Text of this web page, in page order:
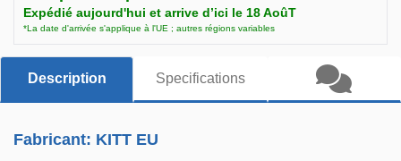
Expédié aujourd'hui et arrive d’ici le 18 AoûT
*La date d'arrivée s'applique à l'UE ; autres régions variables
Description Specifications
Fabricant: KITT EU